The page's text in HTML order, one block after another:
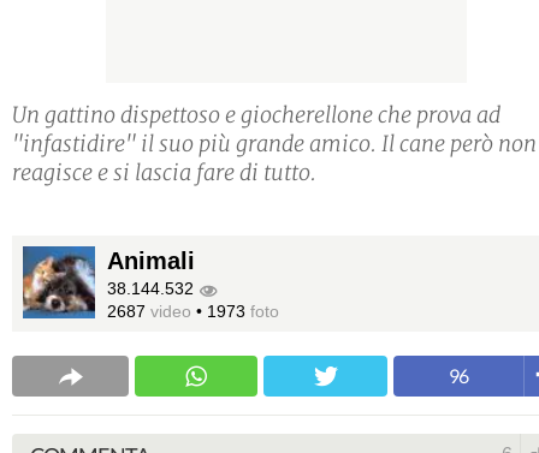
Un gattino dispettoso e giocherellone che prova ad
"infastidire" il suo più grande amico. Il cane però non
reagisce e si lascia fare di tutto.
Animali
38.144.532
2687 video • 1973 foto
96